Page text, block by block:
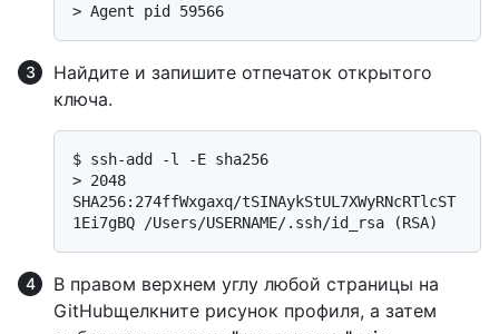
> Agent pid 59566
Найдите и запишите отпечаток открытого
ключа.
$ ssh-add -l -E sha256
> 2048
SHA256:274ffWxgaxq/tSINAykStUL7XWyRNcRTlcST
1Ei7gBQ /Users/USERNAME/.ssh/id_rsa (RSA)
В правом верхнем углу любой страницы на
GitHubщелкните рисунок профиля, а затем